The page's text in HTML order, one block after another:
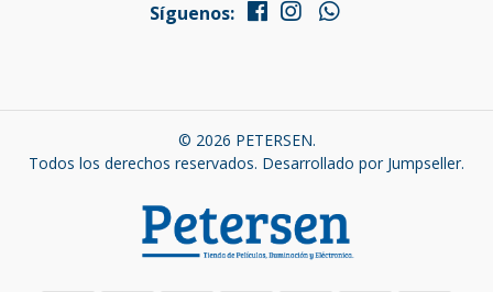
Síguenos:
© 2026 PETERSEN.
Todos los derechos reservados. Desarrollado por Jumpseller.